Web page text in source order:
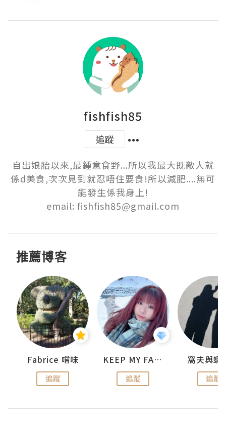
fishfish85
追蹤
自出娘胎以來,最鍾意食野...所以我最大既敵人就
係d美食,次次見到就忍唔住要食!所以減肥....無可
能發生係我身上!
email: fishfish85@gmail.com
推薦博客
Fabrice 嚐味
追蹤
KEEP MY FAITH
追蹤
窩夫與蝦
追蹤